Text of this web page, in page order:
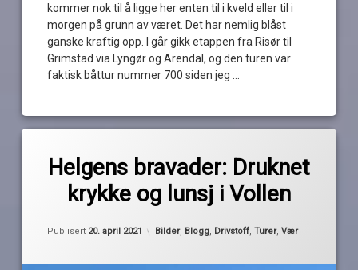
kommer nok til å ligge her enten til i kveld eller til i
morgen på grunn av været. Det har nemlig blåst
ganske kraftig opp. I går gikk etappen fra Risør til
Grimstad via Lyngør og Arendal, og den turen var
faktisk båttur nummer 700 siden jeg …
Helgens bravader: Druknet
krykke og lunsj i Vollen
Publisert 20. april 2021
Oppdatert 30. april 2021
Kategorier:
Bilder, Blogg, Drivstoff,Turer,Vær
asker
dieselfylling
brygge